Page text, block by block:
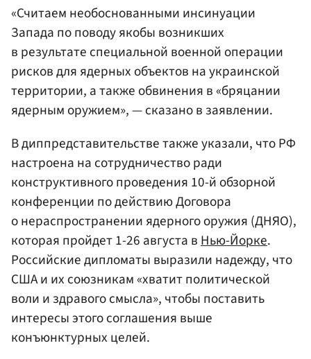
«Считаем необоснованными инсинуации
Запада по поводу якобы возникших
в результате специальной военной операции
рисков для ядерных объектов на украинской
территории, а также обвинения в «бряцании
ядерным оружием», — сказано в заявлении.
В диппредставительстве также указали, что РФ
настроена на сотрудничество ради
конструктивного проведения 10-й обзорной
конференции по действию Договора
о нераспространении ядерного оружия (ДНЯО),
которая пройдет 1-26 августа в Нью-Йорке.
Российские дипломаты выразили надежду, что
США и их союзникам «хватит политической
воли и здравого смысла», чтобы поставить
интересы этого соглашения выше
конъюнктурных целей.